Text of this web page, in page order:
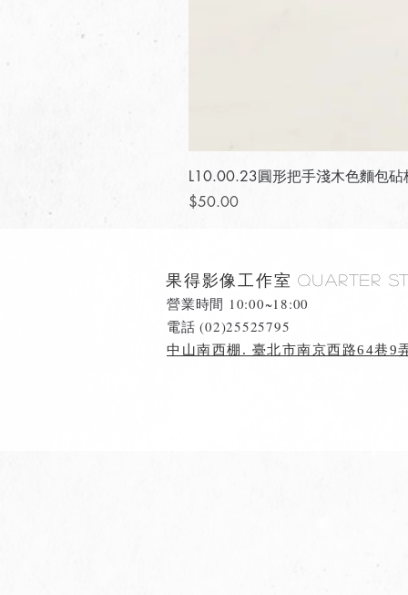
L10.00.23圓形把手淺木色麵包砧
價格
$50.00
果得影像工作室Quarter
營業時間 10:00~18:00
​電話 (02)25525795
中山南西棚. 臺北市南京西路64巷9